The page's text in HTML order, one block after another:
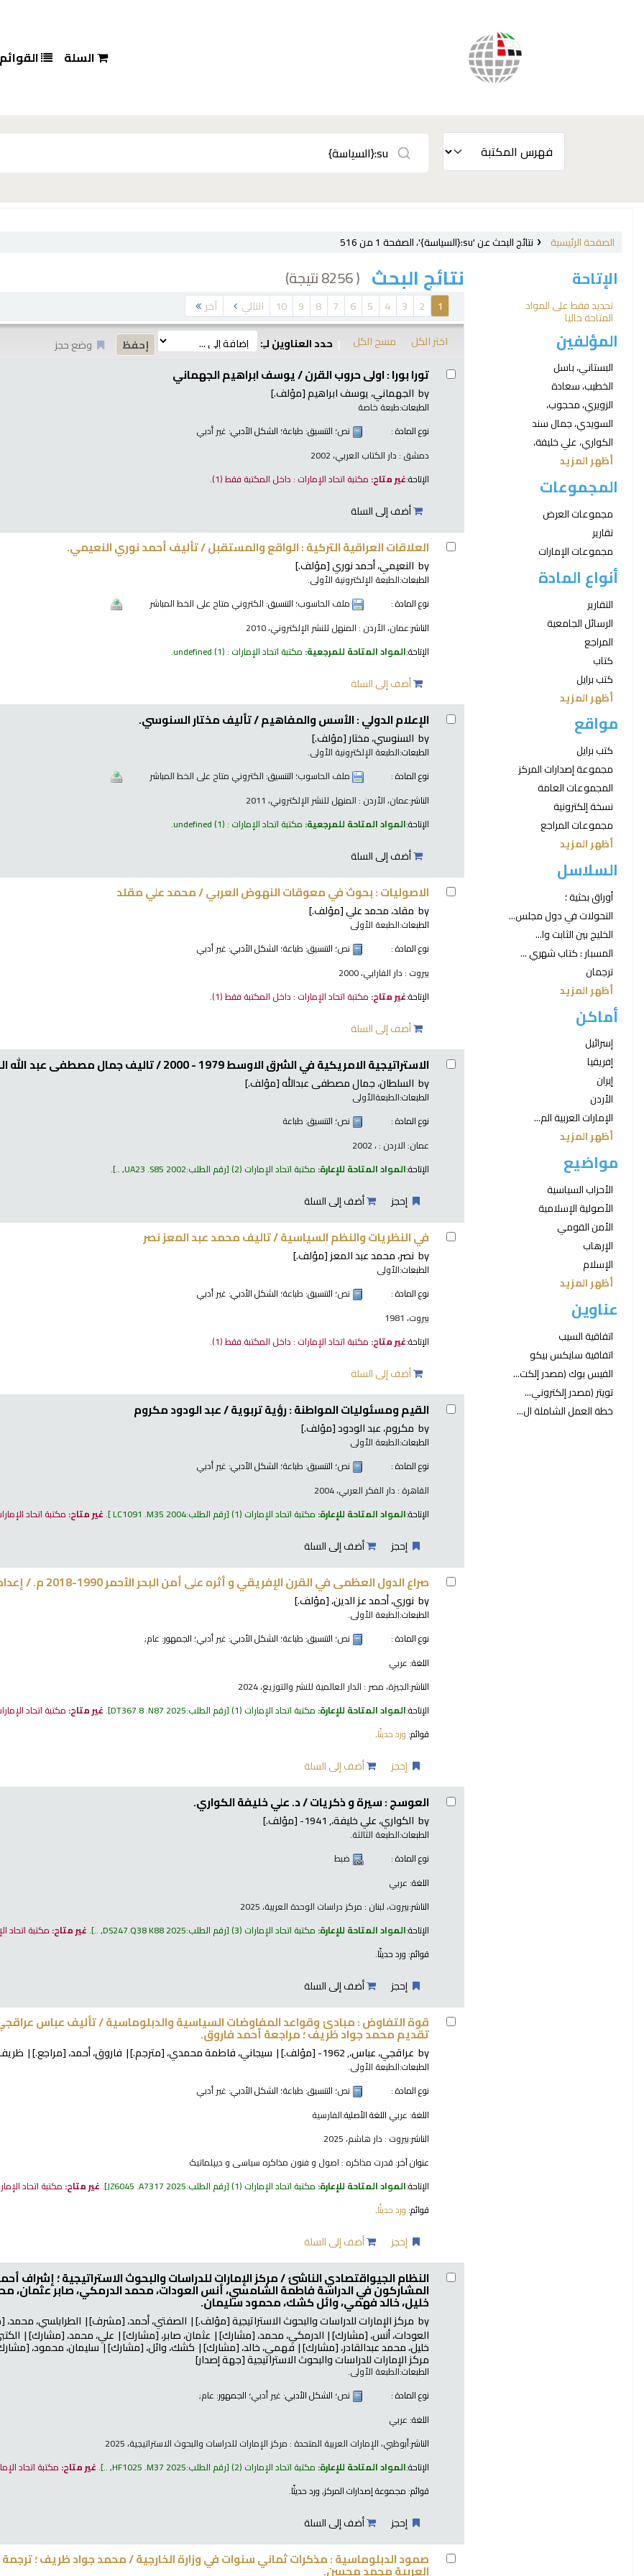
السلة القوائم
الصفحة الرئيسية نتائج البحث عن 'su:{السياسة}'، الصفحة 1 من 516
الإتاحة
تحديد فقط على المواد
المتاحة حاليا
المؤلفين
البستاني، باسل
الخطيب، سعادة
الزويري، محجوب،
السويدي، جمال سند
الكواري، علي خليفة،
أظهر المزيد
المجموعات
مجموعات العرض
تقارير
مجموعات الإمارات
أنواع المادة
التقارير
الرسائل الجامعية
المراجع
كتاب
كتب برايل
أظهر المزيد
مواقع
كتب برايل
مجموعة إصدارات المركز
المجموعات العامة
نسخة إلكترونية
مجموعات المراجع
أظهر المزيد
السلاسل
أوراق بحثية ؛
التحولات في دول مجلس...
الخليج بين الثابت وا...
المسبار : كتاب شهري ...
ترجمان
أظهر المزيد
أماكن
إسرائيل
إفريقيا
إيران
الأردن
الإمارات العربية الم...
أظهر المزيد
مواضيع
الأحزاب السياسية
الأصولية الإسلامية
الأمن القومي
الإرهاب
الإسلام
أظهر المزيد
عناوين
اتفاقية السيب
اتفاقية سايكس بيكو
الفيس بوك (مصدر إلكت...
تويتر (مصدر إلكتروني...
خطة العمل الشاملة ال...
نتائج البحث ( 8256 نتيجة)
فرز 1
2
3
4
5
6
7
8
9
10 التالي آخر
اختر الكل مسح الكل حدد العناوين لـِ: وضع حجز
نتائج تورا بورا : اولى حروب القرن /يوسف ابراهيم الجهماني
by الجهماني، يوسف ابراهيم[مؤلف.]
الطبعات:طبعة خاصة
نوع المادة :
نص؛ التنسيق: طباعة؛ الشكل الأدبي: غير أدبي
دمشق : دار الكتاب العربي، 2002
الإتاحة:غير متاح: مكتبة اتحاد الإمارات : داخل المكتبة فقط(1).
أضف إلى السلة
العلاقات العراقية التركية : الواقع والمستقبل /تأليف أحمد نوري النعيمي.
by النعيمي، أحمد نوري[مؤلف.]
الطبعات:الطبعة الإلكترونية الأولى.
نوع المادة :
ملف الحاسوب؛ التنسيق: الكتروني متاح على الخط المباشر
الناشر:عمان، الأردن : المنهل للنشر الإلكتروني، 2010
الإتاحة:المواد المتاحة للمرجعية: مكتبة اتحاد الإمارات : undefined(1).
أضف إلى السلة
الإعلام الدولي : الأسس والمفاهيم /تأليف مختار السنوسي.
by السنوسي، مختار[مؤلف.]
الطبعات:الطبعة الإلكترونية الأولى.
نوع المادة :
ملف الحاسوب؛ التنسيق: الكتروني متاح على الخط المباشر
الناشر:عمان، الأردن : المنهل للنشر الإلكتروني، 2011
الإتاحة:المواد المتاحة للمرجعية: مكتبة اتحاد الإمارات : undefined(1).
أضف إلى السلة
الاصوليات : بحوث في معوقات النهوض العربي /محمد علي مقلد
by مقلد، محمد علي[مؤلف.]
الطبعات:الطبعة الأولى
نوع المادة :
نص؛ التنسيق: طباعة؛ الشكل الأدبي: غير أدبي
بيروت : دار الفارابي، 2000
الإتاحة:غير متاح: مكتبة اتحاد الإمارات : داخل المكتبة فقط(1).
أضف إلى السلة
الاستراتيجية الامريكية في الشرق الاوسط 1979 - 2000 / تاليف جمال مصطفى عبد الله
by السلطان، جمال مصطفى عبدالله[مؤلف.]
الطبعات:الطبعةالأولى
نوع المادة :
نص؛ التنسيق: طباعة
عمان: الاردن : ، 2002
الإتاحة:المواد المتاحة للإعارة: مكتبة اتحاد الإمارات (2) رقم الطلب:UA23 .S85 2002, ..
.
إحجز أضف إلى السلة
في النظريات والنظم السياسية /تاليف محمد عبد المعز نصر
by نصر، محمد عبد المعز[مؤلف.]
الطبعات:الأولى
نوع المادة :
نص؛ التنسيق: طباعة؛ الشكل الأدبي: غير أدبي
بيروت، 1981
الإتاحة:غير متاح: مكتبة اتحاد الإمارات : داخل المكتبة فقط(1).
أضف إلى السلة
القيم ومسئوليات المواطنة : رؤية تربوية /عبد الودود مكروم
by مكروم، عبد الودود[مؤلف.]
الطبعات:الطبعة الأولى
نوع المادة :
نص؛ التنسيق: طباعة؛ الشكل الأدبي: غير أدبي
القاهرة : دار الفكر العربي، 2004
الإتاحة:المواد المتاحة للإعارة: مكتبة اتحاد الإمارات (1) رقم الطلب:LC1091 .M35 2004
.غير متاح: مكتبة اتحاد
إحجز أضف إلى السلة
صراع الدول العظمى في القرن الإفريقي و أثره على أمن البحر الأحمر 1990-2018 م. /
by نوري، أحمد عز الدين،[مؤلف.]
الطبعات:الطبعة الأولى.
نوع المادة :
نص؛ التنسيق: طباعة؛ الشكل الأدبي: غير أدبي؛ الجمهور: عام;
اللغة: عربي
الناشر:الجيزة، مصر : الدار العالمية للنشر والتوزيع، 2024
الإتاحة:المواد المتاحة للإعارة: مكتبة اتحاد الإمارات (1) رقم الطلب:DT367.8 .N87 2025
.غير متاح: مكتبة اتحاد
قوائم: ورد حديثًا.
إحجز أضف إلى السلة
العوسج : سيرة و ذكريات /د. علي خليفة الكواري.
by الكواري، علي خليفة،, 1941- [مؤلف.]
الطبعات:الطبعة الثالثة.
نوع المادة :
ضبط
اللغة: عربي
الناشر:بيروت، لبنان : مركز دراسات الوحدة العربية، 2025
الإتاحة:المواد المتاحة للإعارة: مكتبة اتحاد الإمارات (3) رقم الطلب:DS247.Q38 K88 2025, ..
.غير متاح: مكتبة اتحاد
قوائم: ورد حديثًا.
إحجز أضف إلى السلة
قوة التفاوض : مبادئ وقواعد المفاوضات السياسية والدبلوماسية /تأليف عباس
تقديم محمد جواد ظريف ؛ مراجعة أحمد فاروق.
by عراقجي، عباس،, 1962- [مؤلف.] سيجاني، فاطمة محمدي،[مترجم.] فاروق، أحمد،[مراجع.]
الطبعات:الطبعة الأولى.
نوع المادة :
نص؛ التنسيق: طباعة؛ الشكل الأدبي: غير أدبي
اللغة: عربي اللغة الأصلية:الفارسية
الناشر:بيروت : دار هاشم، 2025
عنوان آخر: قدرت مذاکره : اصول و فنون مذاکره سیاسی و دیپلماتیک
الإتاحة:المواد المتاحة للإعارة: مكتبة اتحاد الإمارات (1) رقم الطلب:JZ6045 .A7317 2025
.غير متاح: مكتبة اتحاد
قوائم: ورد حديثًا.
إحجز أضف إلى السلة
النظام الجيواقتصادي الناشئ /مركز الإمارات للدراسات والبحوث الاستراتيجية ؛ إشراف
المشاركون في الدراسة فاطمة الشامسي، أنس العودات، محمد الدرمكي، صابر عثمان،
خليل، خالد فهمي، وائل كشك، محمود سليمان.
by مركز الإمارات للدراسات والبحوث الاستراتيجية[مؤلف.] الصفتي، أحمد،[مشرف] الطرابلسي، محمد،
العودات، أنس،[مشارك] الدرمكي، محمد،[مشارك] عثمان، صابر،[مشارك] علي، محمد،[مشارك]
خليل، محمد عبدالقادر،[مشارك] فهمي، خالد،[مشارك] كشك، وائل،[مشارك] سليمان، محمود،
مركز الإمارات للدراسات والبحوث الاستراتيجية[جهة إصدار]
الطبعات:الطبعة الأولى.
نوع المادة :
نص؛ الشكل الأدبي: غير أدبي؛ الجمهور: عام;
اللغة: عربي
الناشر:أبوظبي، الإمارات العربية المتحدة : مركز الإمارات للدراسات والبحوث الاستراتيجية، 2025
الإتاحة:المواد المتاحة للإعارة: مكتبة اتحاد الإمارات (2) رقم الطلب:HF1025 .M37 2025, ..
.غير متاح: مكتبة اتحاد
قوائم: مجموعة إصدارات المركز,ورد حديثًا.
إحجز أضف إلى السلة
صمود الدبلوماسية : مذكرات ثماني سنوات في وزارة الخارجية /محمد جواد ظريف ؛ ترجمة
العربية محمد محسن.